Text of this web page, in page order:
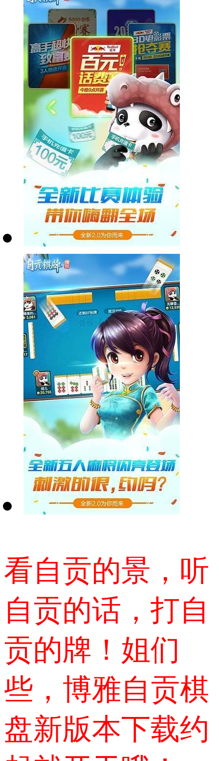
看自贡的景，听
自贡的话，打自
贡的牌！姐们
些，博雅自贡棋
盘新版本下载约